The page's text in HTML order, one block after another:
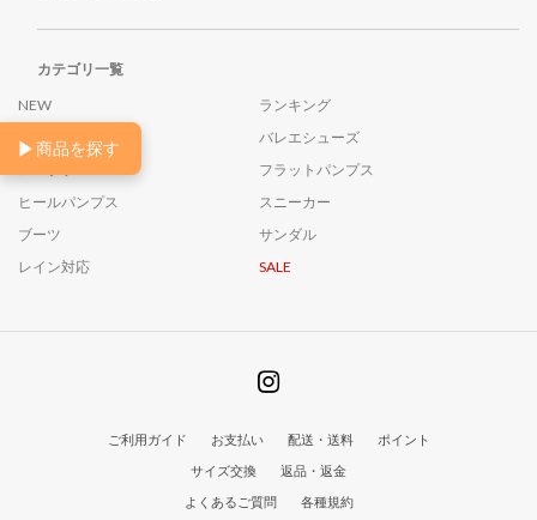
▶商品を探す
カテゴリ一覧
NEW
ランキング
26AW
バレエシューズ
フラットパンプス
ヒールパンプス
スニーカー
ブーツ
サンダル
レイン対応
SALE
ご利用ガイド お支払い 配送・送料
ポイント
サイズ交換
返品・返金
よくあるご質問
各種規約